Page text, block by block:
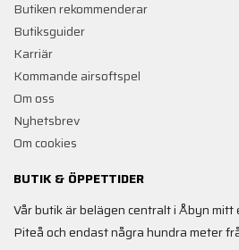
Butiken rekommenderar
Butiksguider
Karriär
Kommande airsoftspel
Om oss
Nyhetsbrev
Om cookies
BUTIK & ÖPPETTIDER
Vår butik är belägen centralt i Åbyn mitt
Piteå och endast några hundra meter